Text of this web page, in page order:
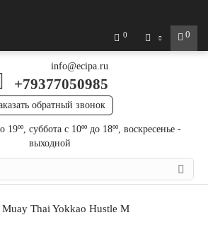
0
0
info@ecipa.ru
+79377050985
обратный звонок
19ºº, суббота с 10ºº до 18ºº, воскресенье -
выходной
Thai Yokkao Hustle M